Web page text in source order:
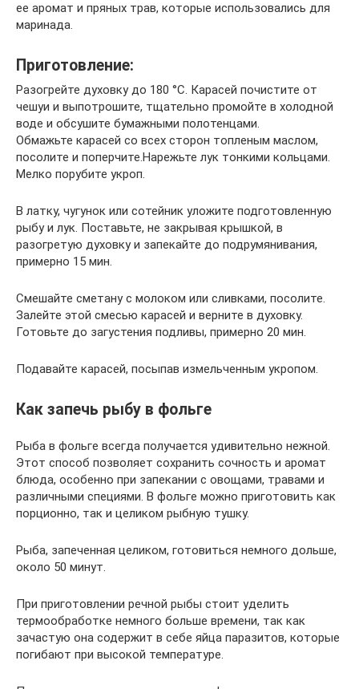
ее аромат и пряных трав, которые использовались для
маринада.
Приготовление:
Разогрейте духовку до 180 °С. Карасей почистите от
чешуи и выпотрошите, тщательно промойте в холодной
воде и обсушите бумажными полотенцами.
Обмажьте карасей со всех сторон топленым маслом,
посолите и поперчите.Нарежьте лук тонкими кольцами.
Мелко порубите укроп.
В латку, чугунок или сотейник уложите подготовленную
рыбу и лук. Поставьте, не закрывая крышкой, в
разогретую духовку и запекайте до подрумянивания,
примерно 15 мин.
Смешайте сметану с молоком или сливками, посолите.
Залейте этой смесью карасей и верните в духовку.
Готовьте до загустения подливы, примерно 20 мин.
Подавайте карасей, посыпав измельченным укропом.
Как запечь рыбу в фольге
Рыба в фольге всегда получается удивительно нежной.
Этот способ позволяет сохранить сочность и аромат
блюда, особенно при запекании с овощами, травами и
различными специями. В фольге можно приготовить как
порционно, так и целиком рыбную тушку.
Рыба, запеченная целиком, готовиться немного дольше,
около 50 минут.
При приготовлении речной рыбы стоит уделить
термообработке немного больше времени, так как
зачастую она содержит в себе яйца паразитов, которые
погибают при высокой температуре.